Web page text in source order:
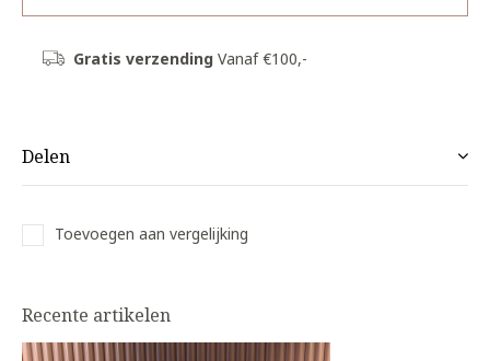
Gratis verzendingVanaf €100,-
Delen
Toevoegen aan vergelijking
Recente artikelen